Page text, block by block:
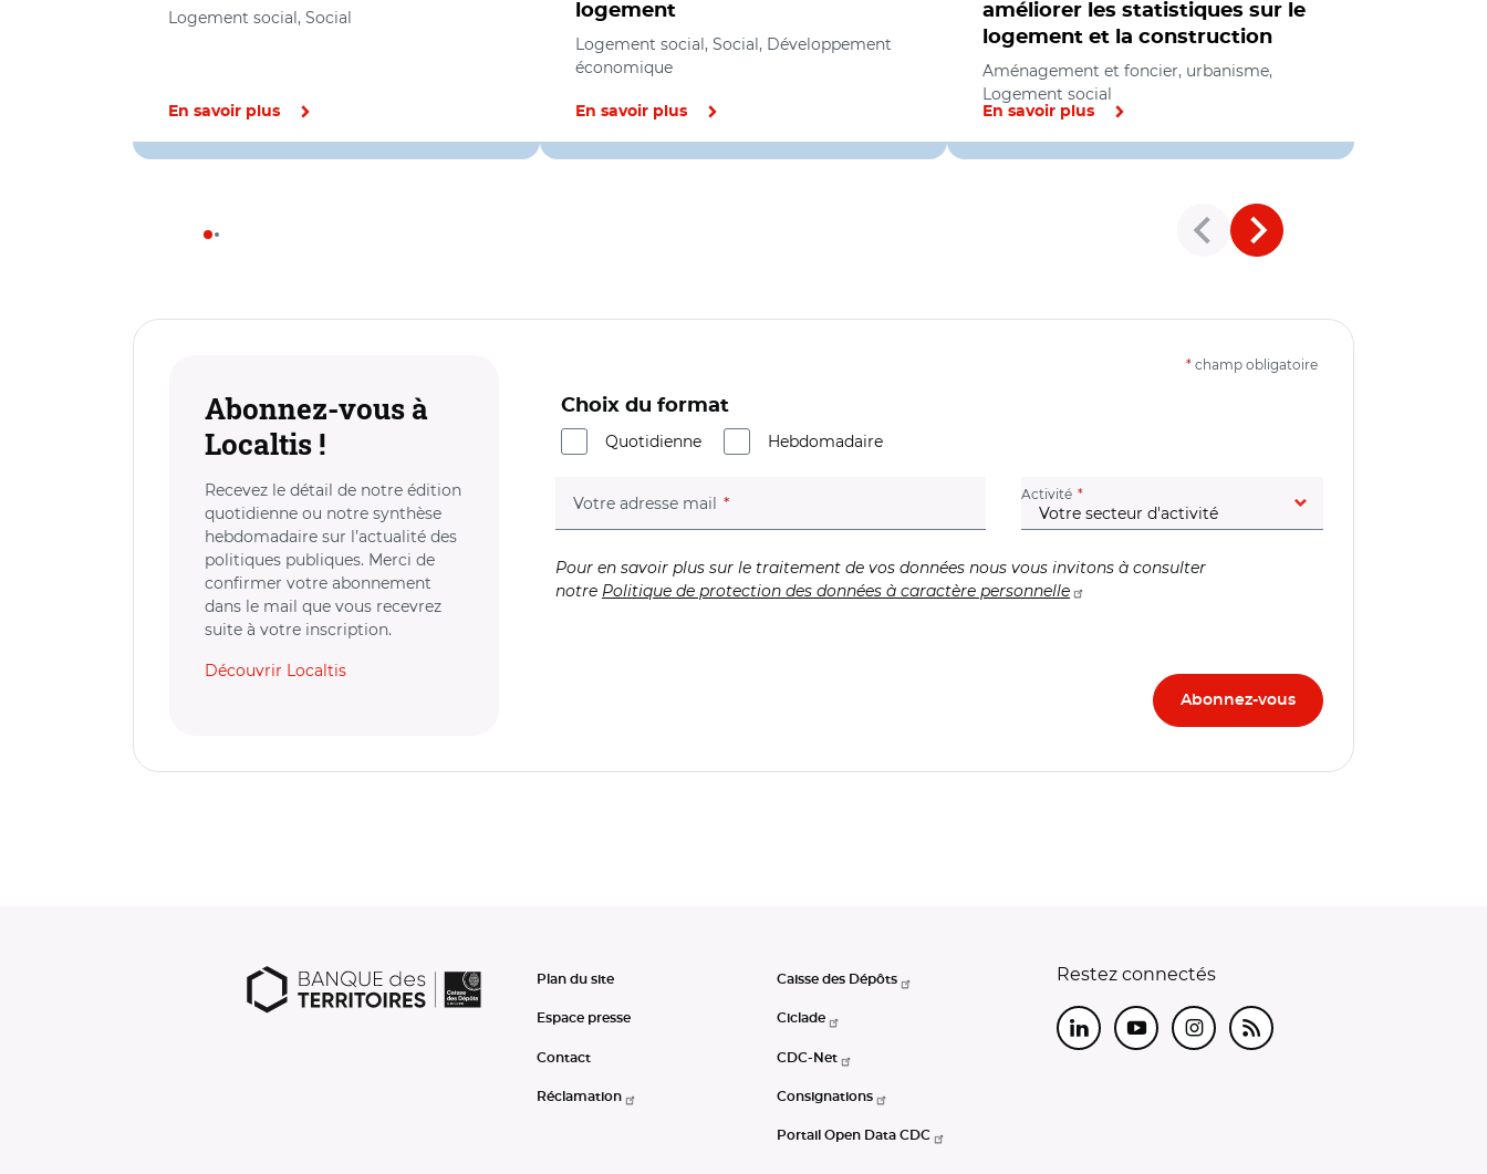
Logement social, Social
En savoir plus
logement
Logement social, Social, Développement
économique
En savoir plus
améliorer les statistiques sur le
logement et la construction
Aménagement et foncier, urbanisme,
Logement social
En savoir plus
Abonnez-vous à
Localtis !
Recevez le détail de notre édition
quotidienne ou notre synthèse
hebdomadaire sur l’actualité des
politiques publiques. Merci de
confirmer votre abonnement
dans le mail que vous recevrez
suite à votre inscription.
Découvrir Localtis
* champ obligatoire
Choix du format
Quotidienne
Hebdomadaire
Votre adresse mail (champ obligatoire) Activité (champ obligatoire)
Pour en savoir plus sur le traitement de vos données nous vous invitons à consulter
notre Politique de protection des données à caractère personnelle
Plan du site
Espace presse
Contact
Réclamation
Caisse des Dépôts
Ciclade
CDC-Net
Consignations
Portail Open Data CDC
Restez connectés
LinkedInYoutubeInstagram
RSS